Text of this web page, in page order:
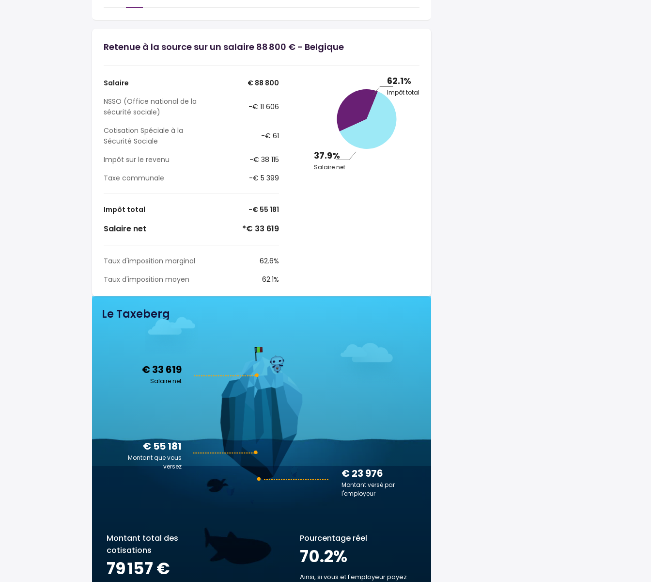
Retenue à la source sur un salaire 88 800 € - Belgique
Salaire
€ 88 800
NSSO (Office national de la
sécurité sociale)
-€ 11 606
Cotisation Spéciale à la
Sécurité Sociale
-€ 61
Impôt sur le revenu
-€ 38 115
Taxe communale
-€ 5 399
Impôt total -€ 55 181
Salaire net *€ 33 619
Taux d'imposition marginal
62.6%
Taux d'imposition moyen
62.1%
62.1%
Impôt total
37.9%
Salaire net
Le Taxeberg
€ 33 619
Salaire net
€ 23 976
Montant versé par
l'employeur
€ 55 181
Montant que vous
versez
Montant total des
cotisations
79 157 €
Pourcentage réel
70.2%
Ainsi, si vous et l'employeur payez